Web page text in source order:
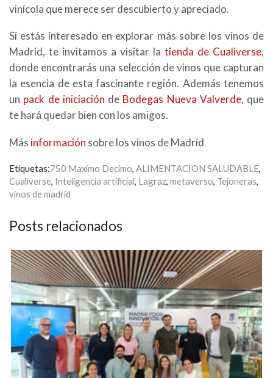
vinícola que merece ser descubierto y apreciado.
Si estás interesado en explorar más sobre los vinos de
Madrid, te invitamos a visitar la tienda de Cualiverse,
donde encontrarás una selección de vinos que capturan
la esencia de esta fascinante región. Además tenemos
un pack de iniciación de Bodegas Nueva Valverde, que
te hará quedar bien con los amigos.
Más información sobre los vinos de Madrid
Etiquetas:750 Maximo Decimo ALIMENTACION SALUDABLE
Cualiverse Inteligencia artificial Lagraz metaverso Tejoneras
vinos de madrid
Posts relacionados